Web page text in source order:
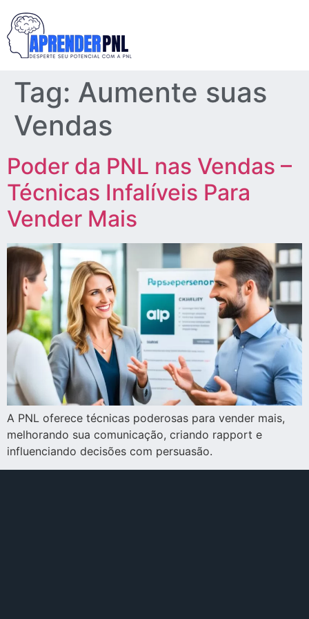
Tag: Aumente suas
Vendas
Poder da PNL nas Vendas –
Técnicas Infalíveis Para
Vender Mais
A PNL oferece técnicas poderosas para vender mais,
melhorando sua comunicação, criando rapport e
influenciando decisões com persuasão.